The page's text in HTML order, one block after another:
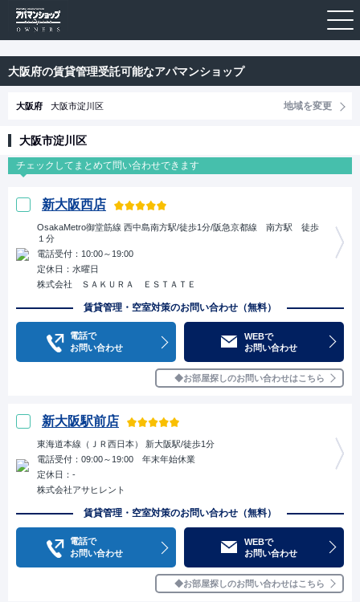
大阪府の賃貸管理受託可能なアパマンショップ
大阪市淀川区
新大阪西店
OsakaMetro御堂筋線 西中島南方駅/徒歩1分/阪急京都線 南方駅 徒歩
１分
電話受付：10:00～19:00
定休日：水曜日
株式会社 ＳＡＫＵＲＡ ＥＳＴＡＴＥ
賃貸管理・空室対策のお問い合わせ（無料）
電話で
お問い合わせ
WEBで
お問い合わせ
お部屋探しのお問い合わせはこちら
新大阪駅前店
東海道本線（ＪＲ西日本） 新大阪駅/徒歩1分
電話受付：09:00～19:00 年末年始休業
定休日：-
株式会社アサヒレント
賃貸管理・空室対策のお問い合わせ（無料）
電話で
お問い合わせ
WEBで
お問い合わせ
お部屋探しのお問い合わせはこちら
大阪府 大阪市淀川区 地域を変更